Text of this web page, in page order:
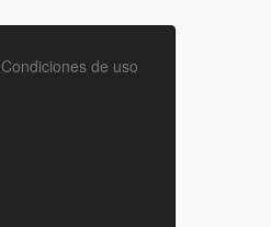
Condiciones de uso